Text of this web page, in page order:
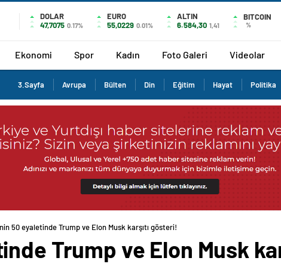
DOLAR
47,7075 0.17%
EURO
55,0229 0.01%
ALTIN
6.584,30 1,41
BITCOIN
%
Ekonomi Spor Kadın Foto Galeri Videolar
3.Sayfa Avrupa Bülten Din Eğitim Hayat Politika
50 eyaletinde Trump ve Elon Musk karşıtı gösteri!
Trump ve Elon Musk